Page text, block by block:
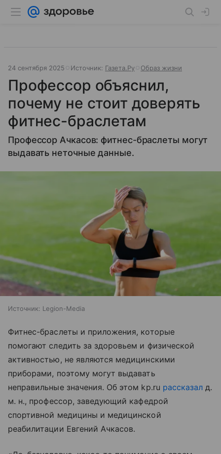
24 сентября 2025 Источник: Газета.Ру Образ жизни
Профессор объяснил,
почему не стоит доверять
фитнес-браслетам
Профессор Ачкасов: фитнес-браслеты могут
выдавать неточные данные.
Источник: Legion-Media
Фитнес-браслеты и приложения, которые
помогают следить за здоровьем и физической
активностью, не являются медицинскими
приборами, поэтому могут выдавать
неправильные значения. Об этом kp.ru рассказал д.
м. н., профессор, заведующий кафедрой
спортивной медицины и медицинской
реабилитации Евгений Ачкасов.